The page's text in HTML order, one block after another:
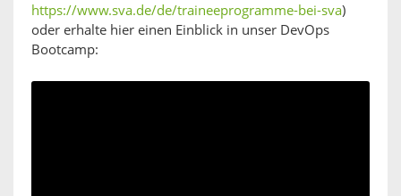
https://www.sva.de/de/traineeprogramme-bei-sva)
oder erhalte hier einen Einblick in unser DevOps
Bootcamp: